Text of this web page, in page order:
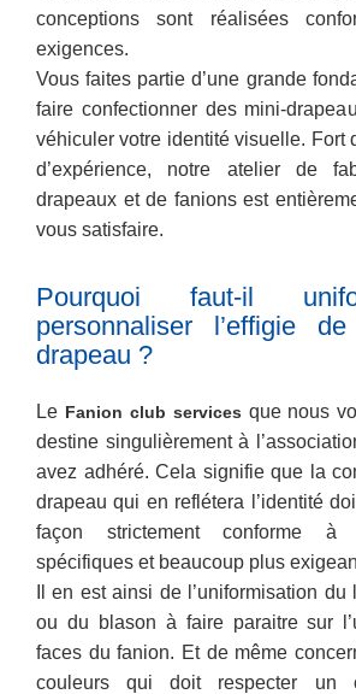
conceptions sont réalisées
exigences.
Vous faites partie d’une grande
faire confectionner des mini-
véhiculer votre identité visuelle. Fort
d’expérience, notre atelier de
drapeaux et de fanions est
vous satisfaire.
Pourquoi faut-il
personnaliser l’effigie
drapeau ?
Le Fanion club services que nous
destine singulièrement à
avez adhéré. Cela signifie que la
drapeau qui en reflétera l’identité
façon strictement conforme à
spécifiques et beaucoup plus
Il en est ainsi de l’uniformisation
ou du blason à faire paraitre sur
faces du fanion. Et de même
couleurs qui doit respecter un